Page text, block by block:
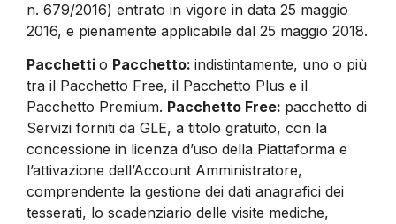
n. 679/2016) entrato in vigore in data 25 maggio
2016, e pienamente applicabile dal 25 maggio 2018.
Pacchetti o Pacchetto: indistintamente, uno o più
tra il Pacchetto Free, il Pacchetto Plus e il
Pacchetto Premium. Pacchetto Free: pacchetto di
Servizi forniti da GLE, a titolo gratuito, con la
concessione in licenza d’uso della Piattaforma e
l’attivazione dell’Account Amministratore,
comprendente la gestione dei dati anagrafici dei
tesserati, lo scadenziario delle visite mediche,